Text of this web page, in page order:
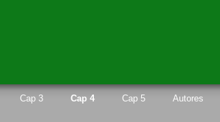
Cap 3 Cap 4 Cap 5 Autores